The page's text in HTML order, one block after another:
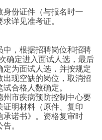
身份证件（与报名时一
详见准考证。
中，根据招聘岗位和招聘
确定进入面试人选，最后
为面试人选，并按规定
现空缺的岗位，取消招
合格人数确定。
州市疾病预防控制中心要
证明材料（原件、复印
承诺书》。资格复审时
。